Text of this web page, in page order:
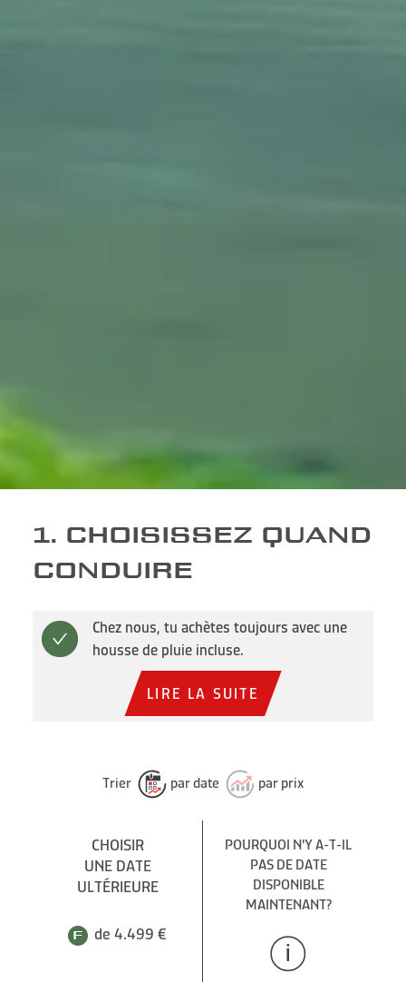
1. CHOISISSEZ QUAND
CONDUIRE
Chez nous, tu achètes toujours avec une
housse de pluie incluse.
LIRE LA SUITE
Trier par date par prix
CHOISIR
UNE DATE
ULTÉRIEURE
de 4.499 €
POURQUOI N'Y A-T-IL
PAS DE DATE
DISPONIBLE
MAINTENANT?